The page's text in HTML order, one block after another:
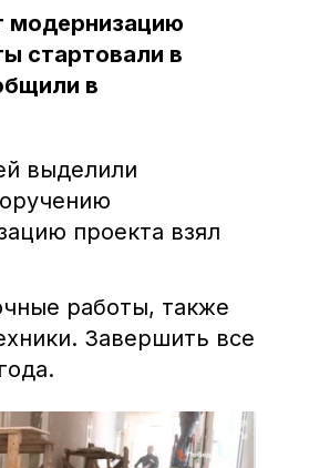
модернизацию
стартовали в
в
выделили
проекта взял
работы, также
Завершить все